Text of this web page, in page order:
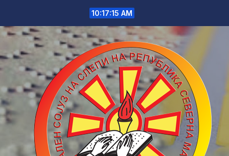
content
10:17:15 AM